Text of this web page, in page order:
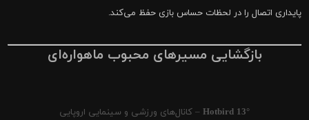
پایداری اتصال را در لحظات حساس بازی حفظ می‌کند.
بازگشایی مسیرهای محبوب ماهواره‌ای
Hotbird 13° – کانال‌های ورزشی و سینمایی اروپایی